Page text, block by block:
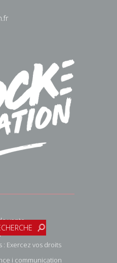
:
vente
Exercez vos droits
i communication